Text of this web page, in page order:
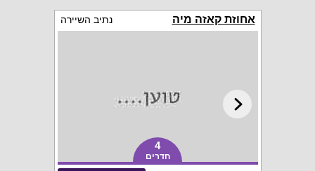
אחוזת קאזה מיה נתיב השיירה
4
חדרים